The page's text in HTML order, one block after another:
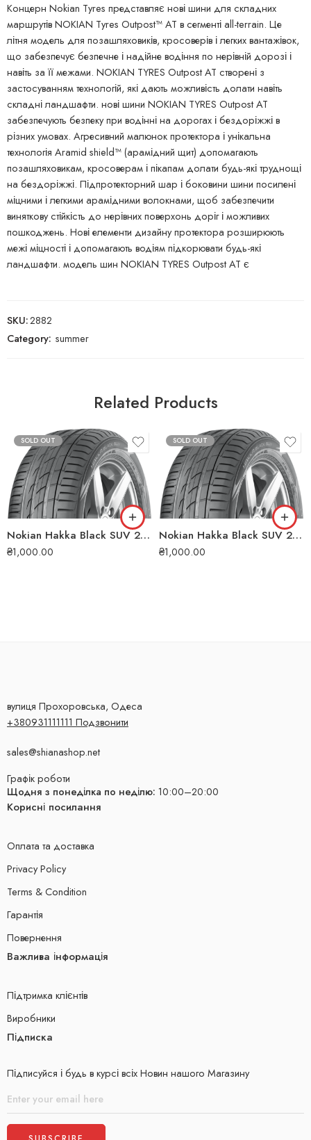
Концерн Nokian Tyres представляє нові шини для складних
маршрутів NOKIAN Tyres Outpost™ AT в сегменті all-terrain. Це
літня модель для позашляховиків, кросоверів і легких вантажівок,
що забезпечує безпечне і надійне водіння по нерівній дорозі і
навіть за її межами. NOKIAN TYRES Outpost AT створені з
застосуванням технологій, які дають можливість долати навіть
складні ландшафти. нові шини NOKIAN TYRES Outpost AT
забезпечують безпеку при водінні на дорогах і бездоріжжі в
різних умовах. Агресивний малюнок протектора і унікальна
технологія Aramid shield™ (арамідний щит) допомагають
позашляховикам, кросоверам і пікапам долати будь-які труднощі
на бездоріжжі. Підпротекторний шар і боковини шини посилені
міцними і легкими арамідними волокнами, щоб забезпечити
виняткову стійкість до нерівних поверхонь доріг і можливих
пошкоджень. Нові елементи дизайну протектора розширюють
межі міцності і допомагають водіям підкорювати будь-які
ландшафти. модель шин NOKIAN TYRES Outpost AT є
SKU:2882
Category: summer
Related Products
SOLD OUT
Nokian Hakka Black SUV 265/45 ZR21 104Y літня шина
₴1,000.00
SOLD OUT
Nokian Hakka Black SUV 255/55 R19 111W XL літня шина
₴1,000.00
вулиця Прохоровська, Одеса
+380931111111 Подзвонити
sales@shianashop.net
Графік роботи
Щодня з понеділка по неділю: 10:00–20:00
Корисні посилання
Оплата та доставка
Privacy Policy
Terms & Condition
Гарантія
Повернення
Важлива інформація
Підтримка клієнтів
Виробники
Підписка
Підписуйся і будь в курсі всіх Новин нашого Магазину